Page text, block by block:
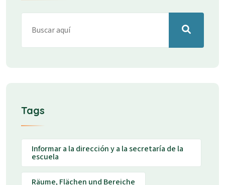
Tags
Informar a la dirección y a la secretaría de la
escuela
Räume, Flächen und Bereiche